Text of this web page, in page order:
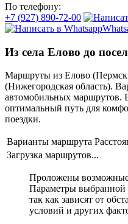
По телефону:
+7 (927) 890-72-00
Из села Елово до
Маршруты из Елово
(Нижегородская область).
автомобильных маршрутов.
оптимальный путь для
поездки.
Варианты маршрута
Загрузка маршрутов...
Проложены
Параметры выбранной
так как зависят от
условий и других